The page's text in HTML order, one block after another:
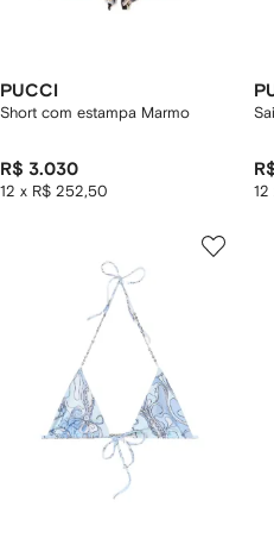
PUCCI
Short com estampa Marmo
R$ 3.030
12 x R$ 252,50 12